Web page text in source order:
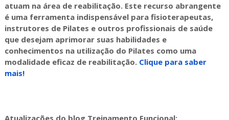
atuam na área de reabilitação. Este recurso abrangente
é uma ferramenta indispensável para fisioterapeutas,
instrutores de Pilates e outros profissionais de saúde
que desejam aprimorar suas habilidades e
conhecimentos na utilização do Pilates como uma
modalidade eficaz de reabilitação. Clique para saber
mais!
Atualizações do blog Treinamento Funcional: